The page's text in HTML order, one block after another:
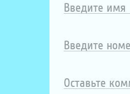
Введите
Введите
Оставьте